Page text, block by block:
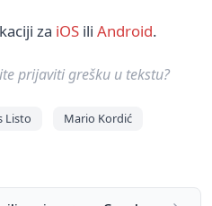
za iOS ili Android.
prijaviti grešku u tekstu?
Listo
Mario Kordić